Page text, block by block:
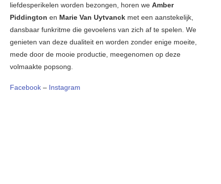
liefdesperikelen worden bezongen, horen we Amber
Piddington en Marie Van Uytvanck met een aanstekelijk,
dansbaar funkritme die gevoelens van zich af te spelen. We
genieten van deze dualiteit en worden zonder enige moeite,
mede door de mooie productie, meegenomen op deze
volmaakte popsong.
Facebook – Instagram